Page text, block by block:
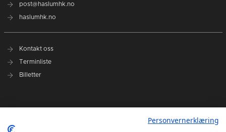
post@haslumhk.no
haslumhk.no
Kontakt oss
Terminliste
Billetter
Personvernerklæring